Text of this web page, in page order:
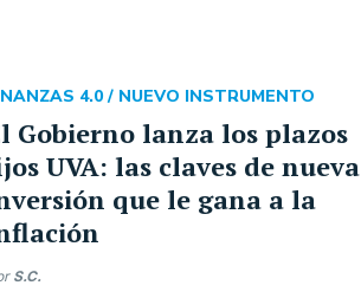
Gobierno lanza los plazos
UVA: las claves de nueva
que le gana a la
4.0 / NUEVO INSTRUMENTO
S.C.